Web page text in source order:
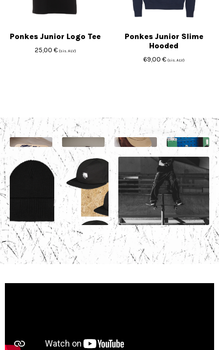
Ponkes Junior Logo Tee
25,00 € (sis. ALV)
Ponkes Junior Slime
Hooded
69,00€ (sis. ALV)